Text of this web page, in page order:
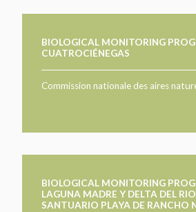
BIOLOGICAL MONITORING
CUATROCIÉNEGAS
Commission nationale des aires
BIOLOGICAL MONITORING
LAGUNA MADRE Y DELTA DEL
SANTUARIO PLAYA DE RANCHO